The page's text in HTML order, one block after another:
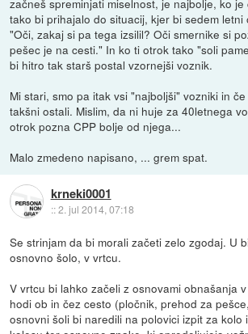
tako bi prihajalo do situacij, kjer bi sedem letni
"Oči, zakaj si pa tega izsilil? Oči smernike si
pešec je na cesti." In ko ti otrok tako "soli
bi hitro tak starš postal vzornejši voznik.
Mi stari, smo pa itak vsi "najboljši" vozniki in
takšni ostali. Mislim, da ni huje za 40letnega
otrok pozna CPP bolje od njega...
Malo zmedeno napisano, ... grem spat.
krneki0001
::2. jul 2014, 07:18
Se strinjam da bi morali začeti zelo zgodaj. U
osnovno šolo, v vrtcu.
V vrtcu bi lahko začeli z osnovami obnašanja
hodi ob in čez cesto (pločnik, prehod za
osnovni šoli bi naredili na polovici izpit za kolo